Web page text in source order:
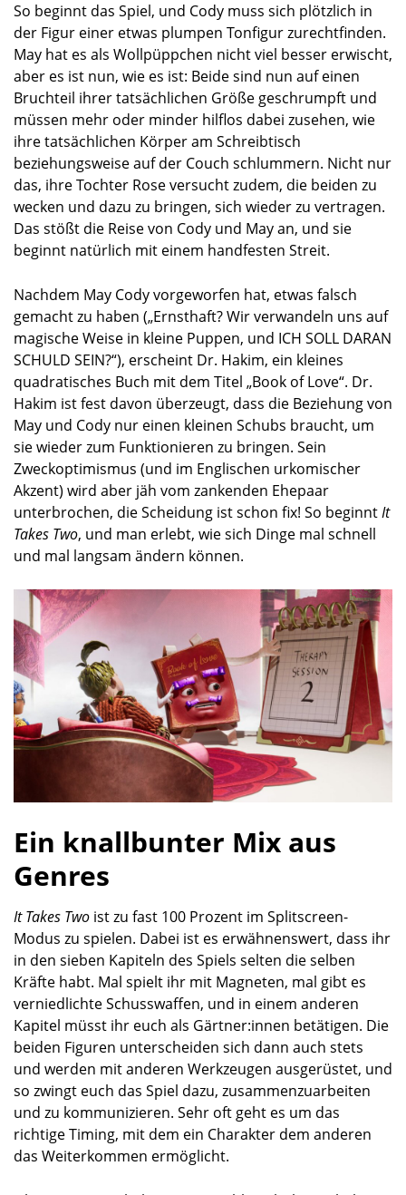
So beginnt das Spiel, und Cody muss sich plötzlich in
der Figur einer etwas plumpen Tonfigur zurechtfinden.
May hat es als Wollpüppchen nicht viel besser erwischt,
aber es ist nun, wie es ist: Beide sind nun auf einen
Bruchteil ihrer tatsächlichen Größe geschrumpft und
müssen mehr oder minder hilflos dabei zusehen, wie
ihre tatsächlichen Körper am Schreibtisch
beziehungsweise auf der Couch schlummern. Nicht nur
das, ihre Tochter Rose versucht zudem, die beiden zu
wecken und dazu zu bringen, sich wieder zu vertragen.
Das stößt die Reise von Cody und May an, und sie
beginnt natürlich mit einem handfesten Streit.
Nachdem May Cody vorgeworfen hat, etwas falsch
gemacht zu haben („Ernsthaft? Wir verwandeln uns auf
magische Weise in kleine Puppen, und ICH SOLL DARAN
SCHULD SEIN?“), erscheint Dr. Hakim, ein kleines
quadratisches Buch mit dem Titel „Book of Love“. Dr.
Hakim ist fest davon überzeugt, dass die Beziehung von
May und Cody nur einen kleinen Schubs braucht, um
sie wieder zum Funktionieren zu bringen. Sein
Zweckoptimismus (und im Englischen urkomischer
Akzent) wird aber jäh vom zankenden Ehepaar
unterbrochen, die Scheidung ist schon fix! So beginntIt
Takes Two, und man erlebt, wie sich Dinge mal schnell
und mal langsam ändern können.
Ein knallbunter Mix aus
Genres
It Takes Two ist zu fast 100 Prozent im Splitscreen-
Modus zu spielen. Dabei ist es erwähnenswert, dass ihr
in den sieben Kapiteln des Spiels selten die selben
Kräfte habt. Mal spielt ihr mit Magneten, mal gibt es
verniedlichte Schusswaffen, und in einem anderen
Kapitel müsst ihr euch als Gärtner:innen betätigen. Die
beiden Figuren unterscheiden sich dann auch stets
und werden mit anderen Werkzeugen ausgerüstet, und
so zwingt euch das Spiel dazu, zusammenzuarbeiten
und zu kommunizieren. Sehr oft geht es um das
richtige Timing, mit dem ein Charakter dem anderen
das Weiterkommen ermöglicht.